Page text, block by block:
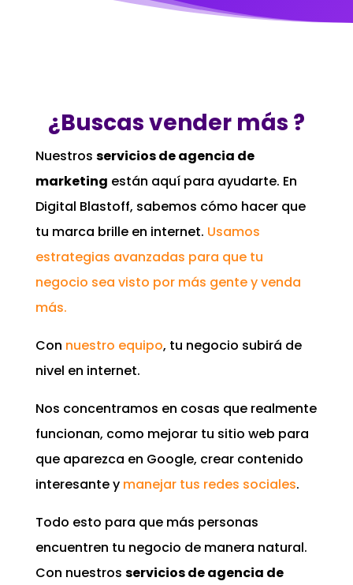
¿Buscas vender más ?
Nuestros servicios de agencia de
marketing están aquí para ayudarte. En
Digital Blastoff, sabemos cómo hacer que
tu marca brille en internet. Usamos
estrategias avanzadas para que tu
negocio sea visto por más gente y venda
más.
Con nuestro equipo, tu negocio subirá de
nivel en internet.
Nos concentramos en cosas que realmente
funcionan, como mejorar tu sitio web para
que aparezca en Google, crear contenido
interesante y manejar tus redes sociales.
Todo esto para que más personas
encuentren tu negocio de manera natural.
Con nuestros servicios de agencia de